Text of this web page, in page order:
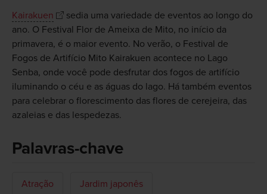
Kairakuen
sedia uma variedade de eventos ao longo do
ano. O Festival Flor de Ameixa de Mito, no início da
primavera, é o maior evento. No verão, o Festival de
Fogos de Artifício Mito Kairakuen acontece no Lago
Senba, onde você pode desfrutar dos fogos de artifício
iluminando o céu e as águas do lago. Há também eventos
para celebrar o florescimento das flores de cerejeira, das
azaleias e das lespedezas.
Palavras-chave
Atração Jardim japonês